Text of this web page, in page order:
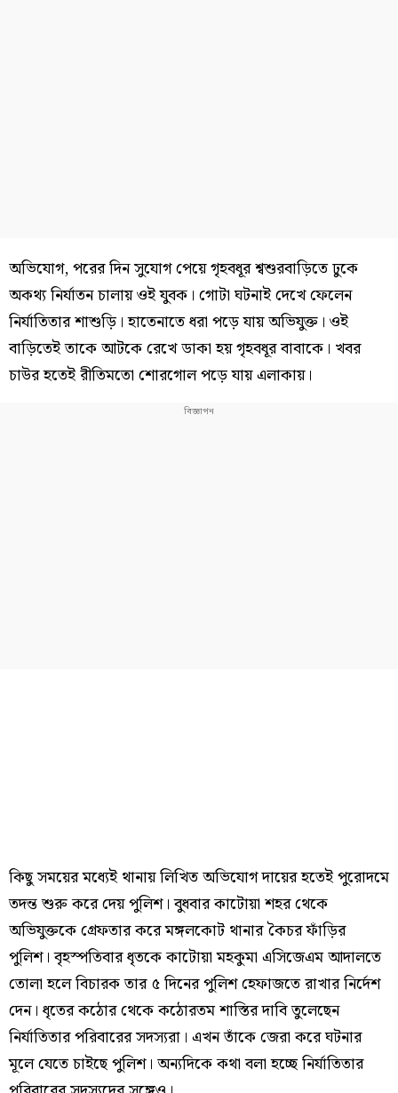
অভিযোগ, পরের দিন সুযোগ পেয়ে গৃহবধূর শ্বশুরবাড়িতে ঢুকে
অকথ্য নির্যাতন চালায় ওই যুবক। গোটা ঘটনাই দেখে ফেলেন
নির্যাতিতার শাশুড়ি। হাতেনাতে ধরা পড়ে যায় অভিযুক্ত। ওই
বাড়িতেই তাকে আটকে রেখে ডাকা হয় গৃহবধূর বাবাকে। খবর
চাউর হতেই রীতিমতো শোরগোল পড়ে যায় এলাকায়।
কিছু সময়ের মধ্যেই থানায় লিখিত অভিযোগ দায়ের হতেই পুরোদমে
তদন্ত শুরু করে দেয় পুলিশ। বুধবার কাটোয়া শহর থেকে
অভিযুক্তকে গ্রেফতার করে মঙ্গলকোট থানার কৈচর ফাঁড়ির
পুলিশ। বৃহস্পতিবার ধৃতকে কাটোয়া মহকুমা এসিজেএম আদালতে
তোলা হলে বিচারক তার ৫ দিনের পুলিশ হেফাজতে রাখার নির্দেশ
দেন। ধৃতের কঠোর থেকে কঠোরতম শাস্তির দাবি তুলেছেন
নির্যাতিতার পরিবারের সদস্যরা। এখন তাঁকে জেরা করে ঘটনার
মূলে যেতে চাইছে পুলিশ। অন্যদিকে কথা বলা হচ্ছে নির্যাতিতার